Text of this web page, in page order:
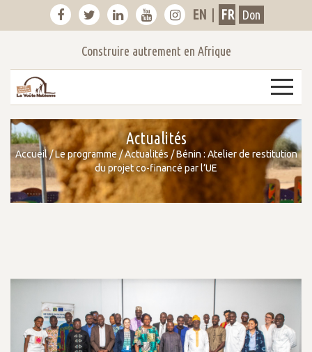
EN FR Don
Construire autrement en Afrique
Actualités
Accueil/Le programme/Actualités /Bénin : Atelier de restitution
du projet co-financé par l’UE